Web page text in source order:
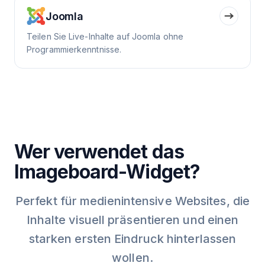
Joomla
Teilen Sie Live-Inhalte auf Joomla ohne
Programmierkenntnisse.
Wer verwendet das
Imageboard-Widget?
Perfekt für medienintensive Websites, die
Inhalte visuell präsentieren und einen
starken ersten Eindruck hinterlassen
wollen.